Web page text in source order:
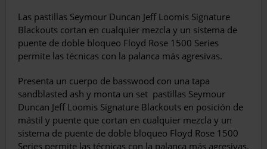
Las pastillas Seymour Duncan Jeff Loomis Signature
Blackouts cortan en cualquier mezcla y un sistema de
puente de doble bloqueo Floyd Rose 1500 Series
permite las técnicas con la palanca más agresivas.
Presenta un cuerpo de basswood con una tapa
sandblasted ash y monta un set pastillas Seymour
Duncan Jeff Loomis Signature Blackouts en posición de
mástil y puente que cortan en cualquier mezcla y un
sistema de puente de doble bloqueo Floyd Rose 1500
Series permite las técnicas con la palanca más agresivas.